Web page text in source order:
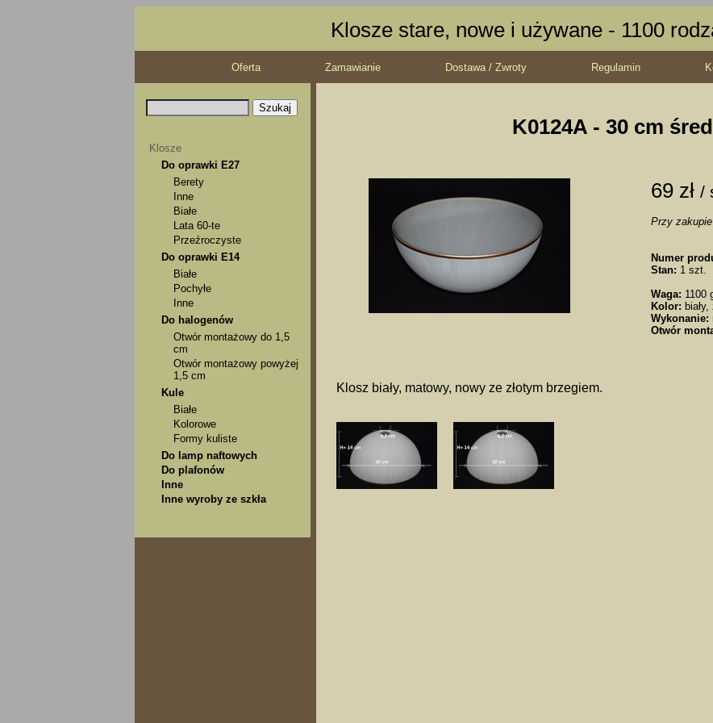
Klosze stare, nowe i używane - 1100
Oferta Zamawianie Dostawa / Zwroty Regulamin
Klosze
Do oprawki E27
Berety
Inne
Białe
Lata 60-te
Przeźroczyste
Do oprawki E14
Białe
Pochyłe
Inne
Do halogenów
Otwór montażowy do 1,5
cm
Otwór montażowy powyżej
1,5 cm
Kule
Białe
Kolorowe
Formy kuliste
Do lamp naftowych
Do plafonów
Inne
Inne wyroby ze szkła
K0124A - 30 cm
69 zł /
Przy
Numer
Stan: 1 szt.
Waga: 1100
Kolor: biały,
Wykonanie:
Otwór
Klosz biały, matowy, nowy ze złotym brzegiem.